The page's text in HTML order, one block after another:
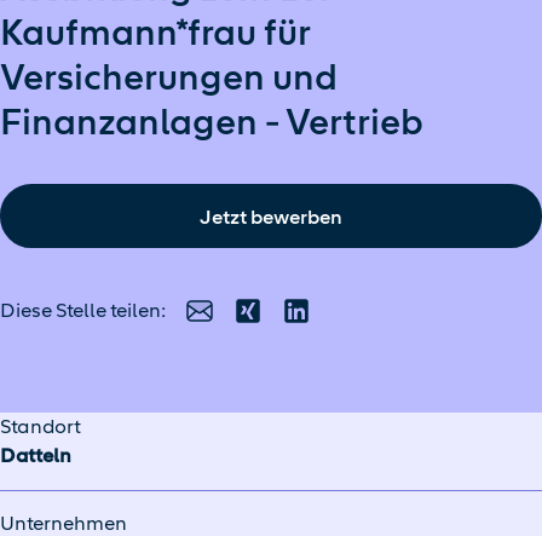
Kaufmann*frau für
Versicherungen und
Finanzanlagen - Vertrieb
Jetzt bewerben
Diese Stelle teilen:
E-MailXing LinkedIn
Standort
Datteln
Unternehmen